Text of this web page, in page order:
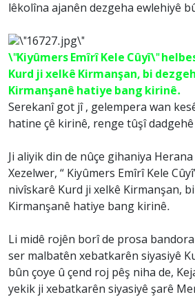
lêkolîna ajanên dezgeha ewlehiyê
\"Kiyûmers Emîrî Kele Cûyî\"
Kurd ji xelkê Kirmanşan, bi
Kirmanşanê hatiye bang kirinê.
Serekanî got jî , gelempera wan
hatine çê kirinê, renge tûşî
Ji aliyik din de nûçe gihaniya
Xezelwer, “ Kiyûmers Emîrî Kele
nivîskarê Kurd ji xelkê Kirmanşan,
Kirmanşanê hatiye bang kirinê.
Li midê rojên borî de prosa
ser malbatên xebatkarên siyasiyê
bûn çoye û çend roj pêş niha de,
yekik ji xebatkarên siyasiyê şarê